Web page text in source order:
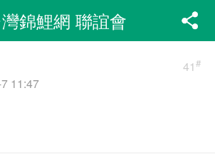
錦鯉網 聯誼會
41#
11:47